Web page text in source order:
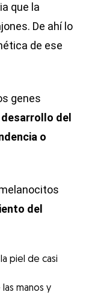
que la
De ahí lo
de ese
genes
desarrollo del
o
del
piel de casi
manos y